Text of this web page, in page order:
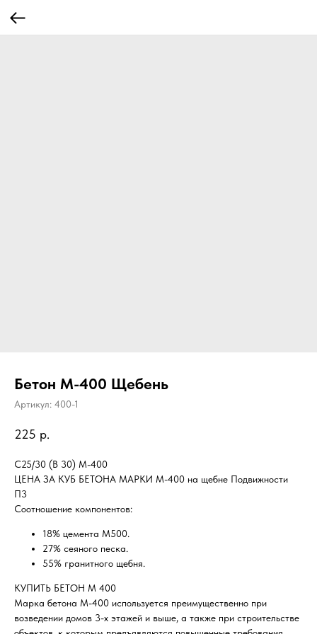
Бетон М-400 Щебень
Артикул: 400-1
225 р.
C25/30 (B 30) М-400
ЦЕНА ЗА КУБ БЕТОНА МАРКИ М-400 на щебне Подвижности
П3
Соотношение компонентов:
18% цемента М500.
27% сеяного песка.
55% гранитного щебня.
КУПИТЬ БЕТОН М 400
Марка бетона М-400 используется преимущественно при
возведении домов 3-х этажей и выше, а также при строительстве